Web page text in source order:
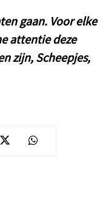
gaan. Voor elke
attentie deze
zijn, Scheepjes,